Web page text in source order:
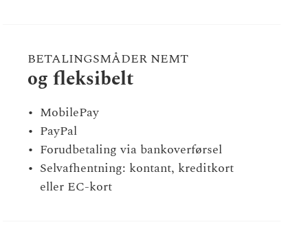
BETALINGSMÅDER NEMT
og fleksibelt
MobilePay
PayPal
Forudbetaling via bankoverførsel
Selvafhentning: kontant, kreditkort
eller EC-kort